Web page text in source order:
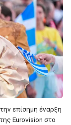
επίσημη έναρξη
Eurovision στο